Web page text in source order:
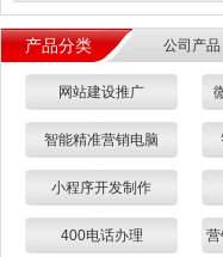
产品分类 公司产品
网站建设推广
智能精准营销电脑
小程序开发制作
400电话办理